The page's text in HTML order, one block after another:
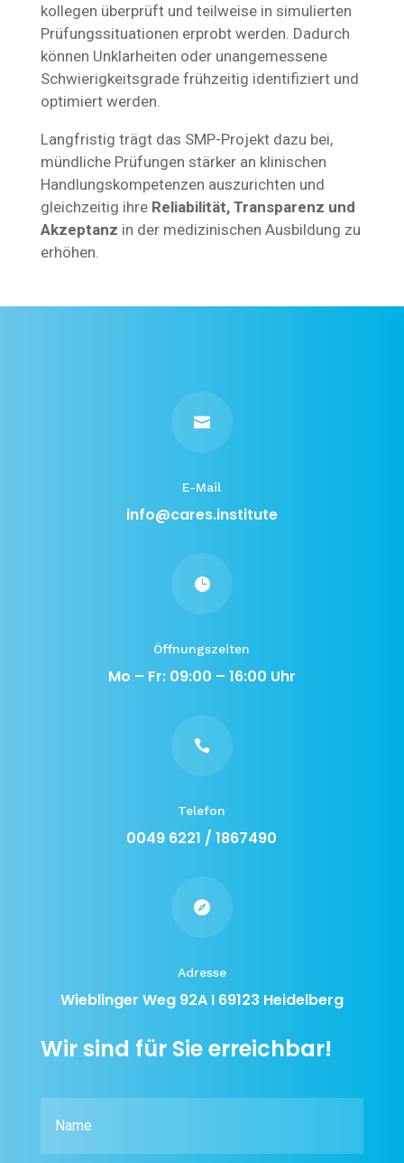
kollegen überprüft und teilweise in simulierten
Prüfungssituationen erprobt werden. Dadurch
können Unklarheiten oder unangemessene
Schwierigkeitsgrade frühzeitig identifiziert und
optimiert werden.
Langfristig trägt das SMP-Projekt dazu bei,
mündliche Prüfungen stärker an klinischen
Handlungskompetenzen auszurichten und
gleichzeitig ihre Reliabilität, Transparenz und
Akzeptanz in der medizinischen Ausbildung zu
erhöhen.

E-Mail
info@cares.institute

Öffnungszeiten
Mo – Fr: 09:00 – 16:00 Uhr

Telefon
0049 6221 / 1867490

Adresse
Wieblinger Weg 92A I 69123 Heidelberg
Wir sind für Sie erreichbar!